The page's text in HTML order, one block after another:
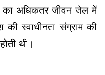
का अधिकतर जीवन जेल में
स्वाधीनता संग्राम की
थी।